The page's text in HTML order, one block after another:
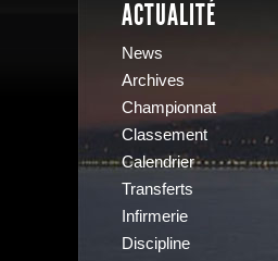
ACTUALITÉ
News
Archives
Championnat
Classement
Calendrier
Transferts
Infirmerie
Discipline